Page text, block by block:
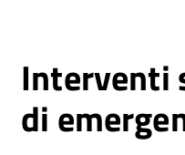
Interventi
di